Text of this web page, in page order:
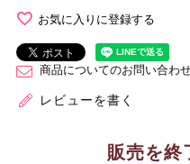
お気に入りに登録する
商品についてのお問い合わ
レビューを書く
販売を終